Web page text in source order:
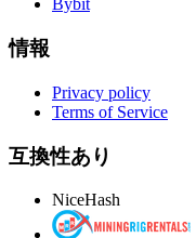
Bybit
情報
Privacy policy
Terms of Service
互換性あり
NiceHash